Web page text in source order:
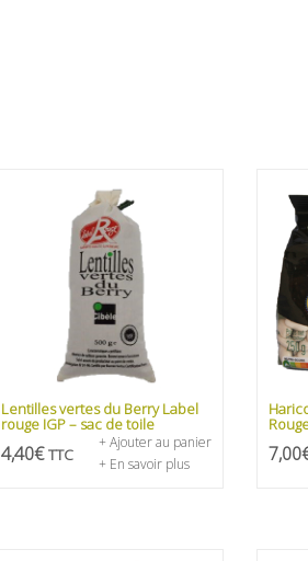
Lentilles vertes du Berry Label
rouge IGP – sac de toile
4,40€ TTC
+ Ajouter au panier
+ En savoir plus
7,00